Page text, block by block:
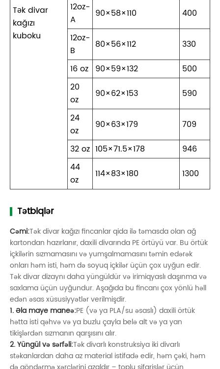
Tək divar
kağızı
kuboku
12oz-
A
90×58×110
400
12oz-
B
80×56×112
330
16 oz 90×59×132
500
20
oz
90×62×153
590
24
oz
90×63×179
709
32 oz 105×71.5×178
946
44
oz
114×83×180 1300
Tətbiqlər
Cəmi:Tək divar kağızı fincanlar qida ilə təmasda olan ağ
kartondan hazırlanır, daxili divarında PE örtüyü var. Bu örtük
içkilərin sızmamasını və yumşalmamasını təmin edərək
onları həm isti, həm də soyuq içkilər üçün çox uyğun edir.
Tək divar dizaynı daha yüngüldür və irimiqyaslı daşınma və
saxlama üçün uyğundur. Aşağıda bu fincanı çox yönlü həll
edən əsas xüsusiyyətlər verilmişdir.
1. Əla maye maneə:PE (və ya PLA/su əsaslı) daxili örtük
hətta isti qəhvə və ya buzlu çayla belə alt və ya yan
tikişlərdən sızmanın qarşısını alır.
2. Yüngül və sərfəli:Tək divarlı konstruksiya iki divarlı
stəkanlardan daha az material istifadə edir, həm çəki, həm